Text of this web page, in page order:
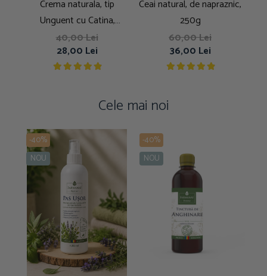
Crema naturala, tip
Unguent cu Catina,
Galbenele si vitamina E
40,00 Lei
28,00 Lei
Ceai natural, de napraznic,
250g
60,00 Lei
36,00 Lei
Cele mai noi
-40%
NOU
-40%
NOU